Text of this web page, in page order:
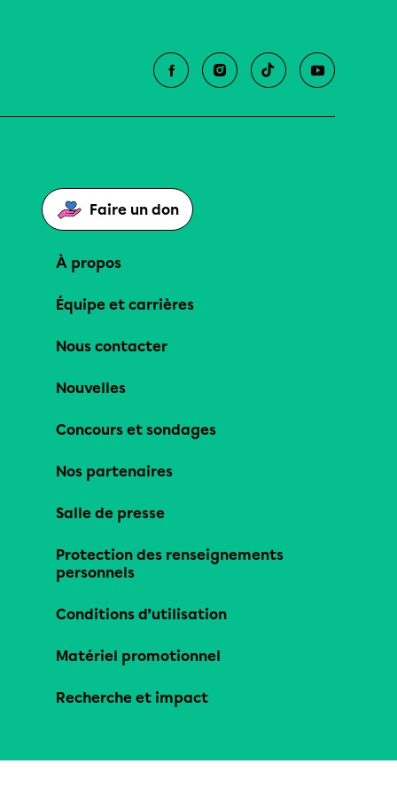
Faire un don
À propos
Équipe et carrières
Nous contacter
Nouvelles
Concours et sondages
Nos partenaires
Salle de presse
Protection des renseignements
personnels
Conditions d’utilisation
Matériel promotionnel
Recherche et impact